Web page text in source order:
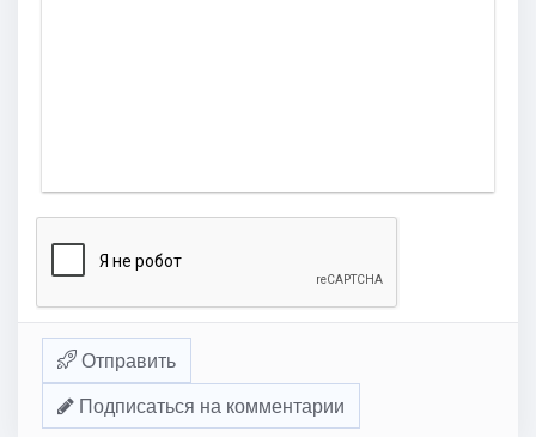
Отправить
Подписаться на комментарии